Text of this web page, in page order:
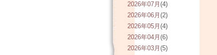
2026年07月 (4)
2026年06月 (2)
2026年05月 (4)
2026年04月 (6)
2026年03月 (5)